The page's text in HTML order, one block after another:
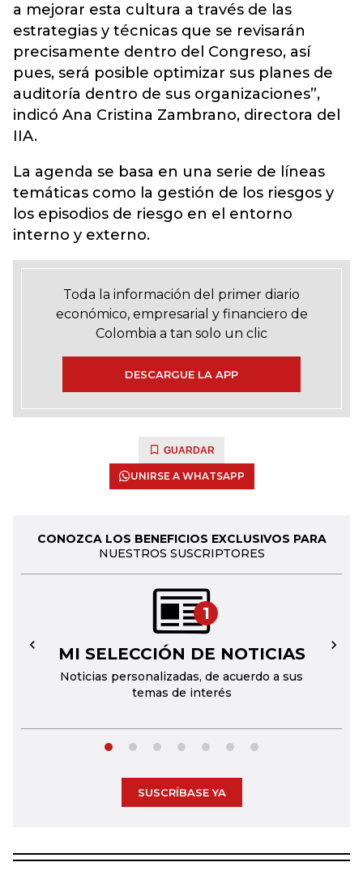
a mejorar esta cultura a través de las
estrategias y técnicas que se revisarán
precisamente dentro del Congreso, así
pues, será posible optimizar sus planes de
auditoría dentro de sus organizaciones”,
indicó Ana Cristina Zambrano, directora del
IIA.
La agenda se basa en una serie de líneas
temáticas como la gestión de los riesgos y
los episodios de riesgo en el entorno
interno y externo.
Toda la información del primer diario
económico, empresarial y financiero de
Colombia a tan solo un clic
DESCARGUE LA APP
GUARDAR
UNIRSE A WHATSAPP
CONOZCA LOS BENEFICIOS EXCLUSIVOS PARA
NUESTROS SUSCRIPTORES
1
MI SELECCIÓN DE NOTICIAS
Noticias personalizadas, de acuerdo a sus
temas de interés
← →
SUSCRÍBASE YA